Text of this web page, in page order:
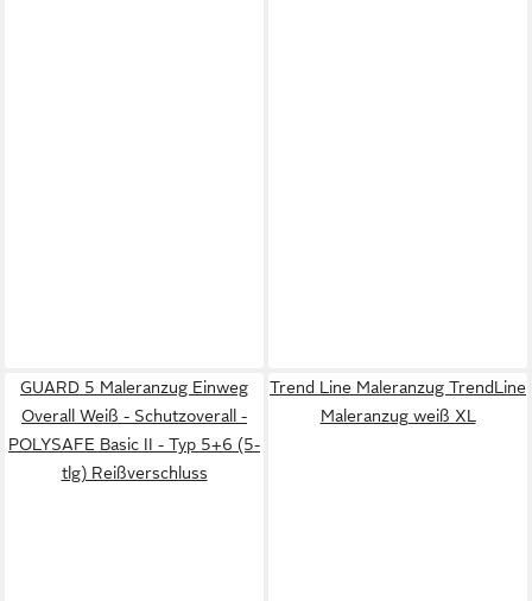
GUARD 5 Maleranzug Einweg
Overall Weiß - Schutzoverall -
POLYSAFE Basic II - Typ 5+6 (5-
tlg) Reißverschluss
Trend Line Maleranzug TrendLine
Maleranzug weiß XL